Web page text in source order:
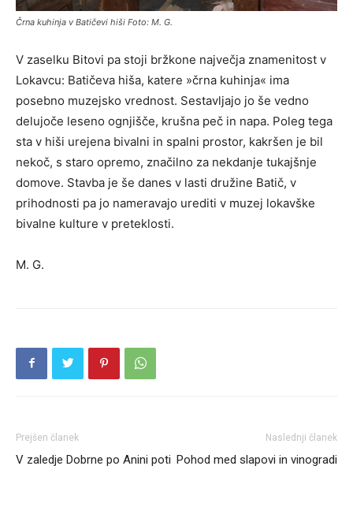
Črna kuhinja v Batičevi hiši Foto: M. G.
V zaselku Bitovi pa stoji bržkone največja znamenitost v
Lokavcu: Batičeva hiša, katere »črna kuhinja« ima
posebno muzejsko vrednost. Sestavljajo jo še vedno
delujoče leseno ognjišče, krušna peč in napa. Poleg tega
sta v hiši urejena bivalni in spalni prostor, kakršen je bil
nekoč, s staro opremo, značilno za nekdanje tukajšnje
domove. Stavba je še danes v lasti družine Batič, v
prihodnosti pa jo nameravajo urediti v muzej lokavške
bivalne kulture v preteklosti.
M. G.
Prejšen članek
V zaledje Dobrne po Anini poti
Naslednji članek
Pohod med slapovi in vinogradi